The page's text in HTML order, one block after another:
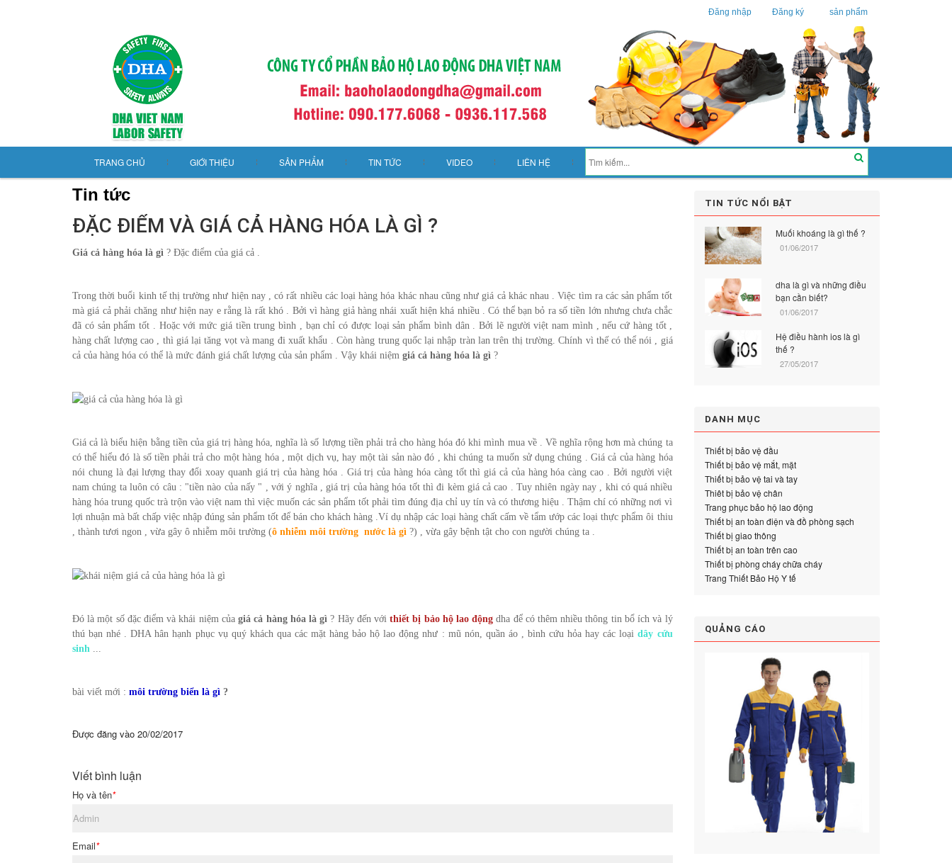
Đăng nhập Đăng ký sản phẩm
TRANG CHỦ GIỚI THIỆU SẢN PHẨM TIN TỨC VIDEO LIÊN HỆ
Tin tức
ĐẶC ĐIỂM VÀ GIÁ CẢ HÀNG HÓA LÀ GÌ ?
Giá cả hàng hóa là gì ? Đặc điểm của giá cả .
Trong thời buổi kinh tế thị trường như hiện nay , có rất nhiều các loại hàng hóa khác nhau cũng như giá cả khác nhau . Việc tìm ra các sản phẩm tốt
mà giá cả phải chăng như hiện nay e rằng là rất khó . Bởi vì hàng giả hàng nhái xuất hiện khá nhiều . Có thể bạn bỏ ra số tiền lớn nhưng chưa chắc
đã có sản phẩm tốt . Hoặc với mức giá tiền trung bình , bạn chỉ có được loại sản phẩm bình dân . Bởi lẽ người việt nam mình , nếu cứ hàng tốt ,
hàng chất lượng cao , thì giá lại tăng vọt và mang đi xuất khẩu . Còn hàng trung quốc lại nhập tràn lan trên thị trường. Chính vì thế có thể nói , giá
cả của hàng hóa có thể là mức đánh giá chất lượng của sản phẩm . Vậy khái niệm giá cả hàng hóa là gì ?
Giá cả là biểu hiện bằng tiền của giá trị hàng hóa, nghĩa là số lượng tiền phải trả cho hàng hóa đó khi mình mua về . Về nghĩa rộng hơn mà chúng ta
có thể hiểu đó là số tiền phải trả cho một hàng hóa , một dịch vụ, hay một tài sản nào đó , khi chúng ta muốn sử dụng chúng . Giá cả của hàng hóa
nói chung là đại lượng thay đổi xoay quanh giá trị của hàng hóa . Giá trị của hàng hóa càng tốt thì giá cả của hàng hóa càng cao . Bởi người việt
nam chúng ta luôn có câu : "tiền nào của nấy " , với ý nghĩa , giá trị của hàng hóa tốt thì đi kèm giá cả cao . Tuy nhiên ngày nay , khi có quá nhiều
hàng hóa trung quốc trà trộn vào việt nam thì việc muốn các sản phẩm tốt phải tìm đúng địa chỉ uy tín và có thương hiệu . Thậm chí có những nơi vì
lợi nhuận mà bất chấp việc nhập đúng sản phẩm tốt để bán cho khách hàng .Ví dụ nhập các loại hàng chất cấm về tẩm ướp các loại thực phẩm ôi thiu
, thành tươi ngon , vừa gây ô nhiễm môi trường (ô nhiễm môi trường nước là gì ?) , vừa gây bệnh tật cho con người chúng ta .
Đó là một số đặc điểm và khái niệm củagiá cả hàng hóa là gì ? Hãy đến vớithiết bị bảo hộ lao động dha để có thêm nhiều thông tin bổ ích và lý
thú bạn nhé . DHA hân hạnh phục vụ quý khách qua các mặt hàng bảo hộ lao động như : mũ nón, quần áo , bình cứu hỏa hay các loạidây cứu
sinh ...
bài viết mới : môi trường biển là gì ?
Được đăng vào 20/02/2017
Viết bình luận
Họ và tên*
Email*
TIN TỨC NỔI BẬT
Muối khoáng là gì thế ?
01/06/2017
dha là gì và những điều
bạn cần biết?
01/06/2017
Hệ điều hành ios là gì
thế ?
27/05/2017
DANH MỤC
Thiết bị bảo vệ đầu
Thiết bị bảo vệ mắt, mặt
Thiết bị bảo vệ tai và tay
Thiêt bị bảo vệ chân
Trang phục bảo hộ lao động
Thiết bị an toàn điện và đồ phòng sạch
Thiết bị giao thông
Thiết bị an toàn trên cao
Thiết bị phòng cháy chữa cháy
Trang Thiết Bảo Hộ Y tế
QUẢNG CÁO